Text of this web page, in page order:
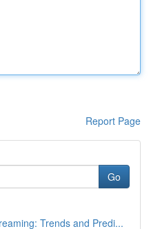
Report Page
Go
Trends and Predi...